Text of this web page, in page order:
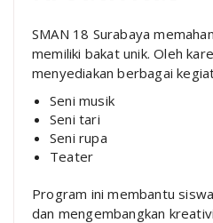
SMAN 18 Surabaya
memiliki bakat unik. Oleh
menyediakan berbagai
Seni musik
Seni tari
Seni rupa
Teater
Program ini membantu
dan mengembangkan